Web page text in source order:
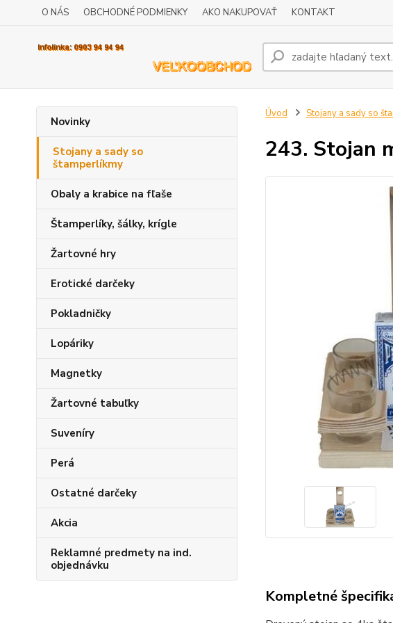
O NÁS OBCHODNÉ PODMIENKY AKO NAKUPOVAŤ KONTAKT
Novinky
Stojany a sady so
štamperlíkmy
Obaly a krabice na fľaše
Štamperlíky, šálky, krígle
Žartovné hry
Erotické darčeky
Pokladničky
Lopáriky
Magnetky
Žartovné tabuľky
Suveníry
Perá
Ostatné darčeky
Akcia
Reklamné predmety na ind.
objednávku
Úvod Stojany a sady so
243. Stojan
Kompletné